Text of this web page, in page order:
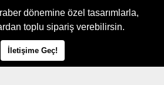
dönemine özel tasarımlarla,
toplu sipariş verebilirsin.
İletişime Geç!